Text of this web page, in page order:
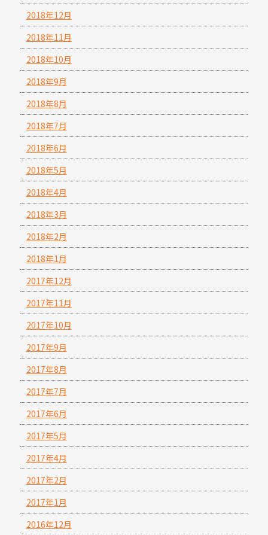
2018年12月
2018年11月
2018年10月
2018年9月
2018年8月
2018年7月
2018年6月
2018年5月
2018年4月
2018年3月
2018年2月
2018年1月
2017年12月
2017年11月
2017年10月
2017年9月
2017年8月
2017年7月
2017年6月
2017年5月
2017年4月
2017年2月
2017年1月
2016年12月